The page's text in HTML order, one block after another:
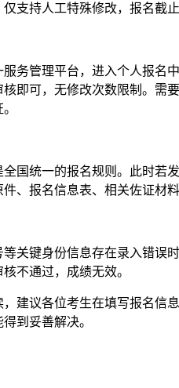
支持人工特殊修改，报名截
务管理平台，进入个人报
即可，无修改次数限制。
国统一的报名规则。此时若
报名信息表、相关佐证材
键身份信息存在录入错误
不通过，成绩无效。
建议各位考生在填写报名
到妥善解决。